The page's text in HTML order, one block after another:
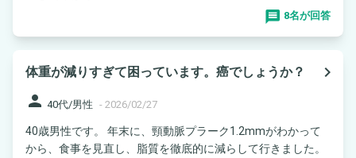
8名が回答
体重が減りすぎて困っています。癌でしょうか？
navigate_next
person 40代/男性 - 2026/02/27
40歳男性です。 年末に、頸動脈プラーク1.2mmがわかって
から、食事を見直し、脂質を徹底的に減らして行きました。